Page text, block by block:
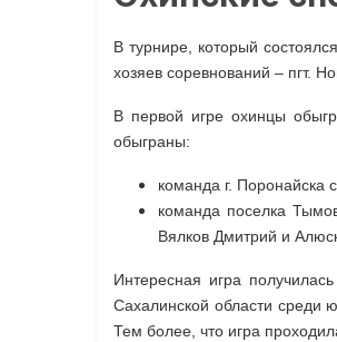
В турнире, который
хозяев соревнований – пгт.
В первой игре охинцы
обыграны:
команда г. Поронайска
команда поселка
Вялков Дмитрий и
Интересная игра
Сахалинской области среди
Тем более, что игра